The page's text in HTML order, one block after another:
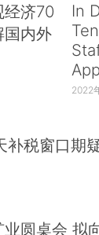
经济70
国内外
In
2022
补税窗口期
圆桌会 拟